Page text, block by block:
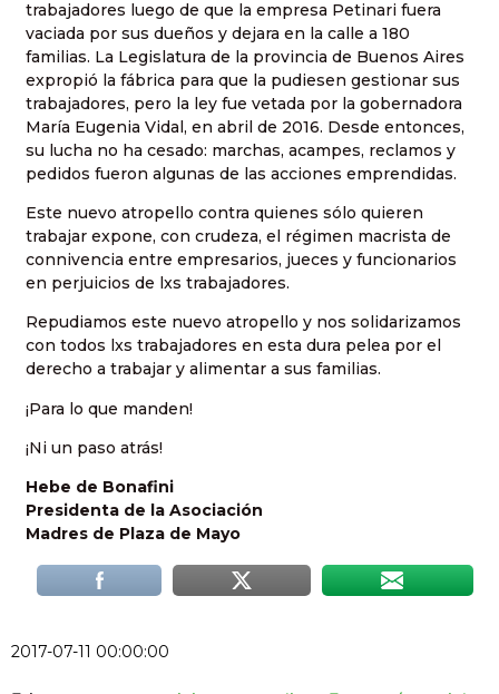
trabajadores luego de que la empresa Petinari fuera
vaciada por sus dueños y dejara en la calle a 180
familias. La Legislatura de la provincia de Buenos Aires
expropió la fábrica para que la pudiesen gestionar sus
trabajadores, pero la ley fue vetada por la gobernadora
María Eugenia Vidal, en abril de 2016. Desde entonces,
su lucha no ha cesado: marchas, acampes, reclamos y
pedidos fueron algunas de las acciones emprendidas.
Este nuevo atropello contra quienes sólo quieren
trabajar expone, con crudeza, el régimen macrista de
connivencia entre empresarios, jueces y funcionarios
en perjuicios de lxs trabajadores.
Repudiamos este nuevo atropello y nos solidarizamos
con todos lxs trabajadores en esta dura pelea por el
derecho a trabajar y alimentar a sus familias.
¡Para lo que manden!
¡Ni un paso atrás!
Hebe de Bonafini
Presidenta de la Asociación
Madres de Plaza de Mayo
2017-07-11 00:00:00